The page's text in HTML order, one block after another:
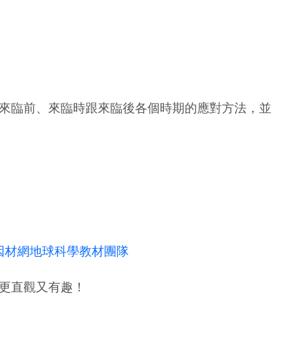
臨前、來臨時跟來臨後各個時期的應對方法，並
材網地球科學教材團隊
直觀又有趣！